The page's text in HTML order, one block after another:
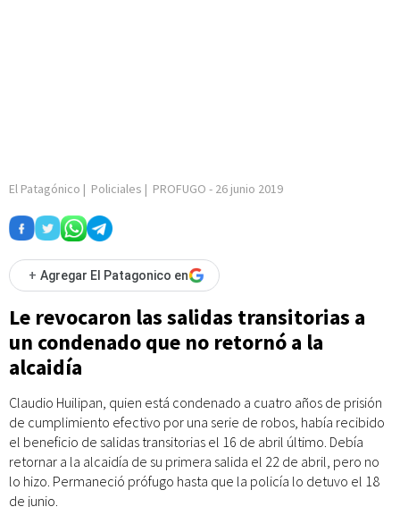
El Patagónico | Policiales | PROFUGO - 26 junio 2019
+ Agregar El Patagonico en
Le revocaron las salidas transitorias a
un condenado que no retornó a la
alcaidía
Claudio Huilipan, quien está condenado a cuatro años de prisión
de cumplimiento efectivo por una serie de robos, había recibido
el beneficio de salidas transitorias el 16 de abril último. Debía
retornar a la alcaidía de su primera salida el 22 de abril, pero no
lo hizo. Permaneció prófugo hasta que la policía lo detuvo el 18
de junio.